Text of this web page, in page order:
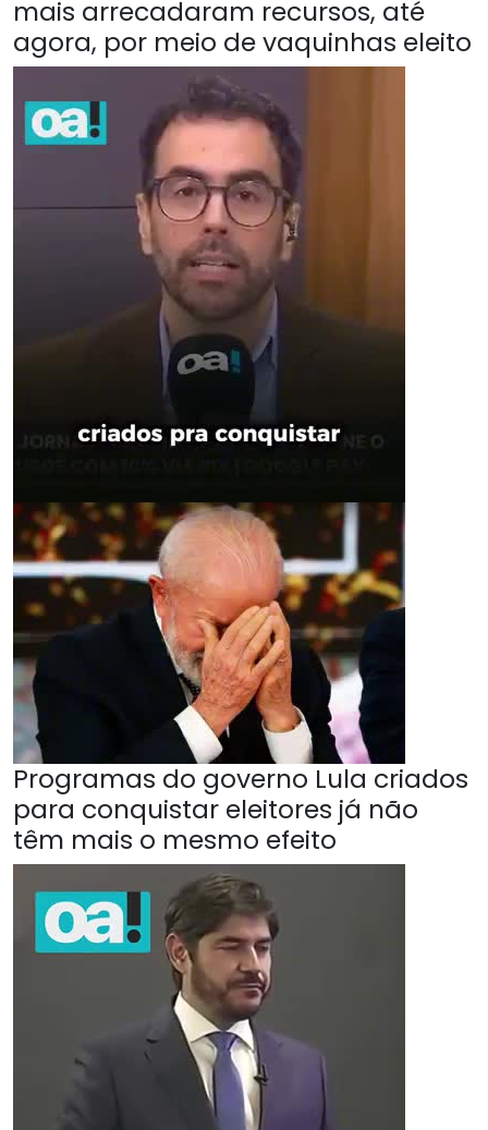
mais arrecadaram recursos, até
agora, por meio de vaquinhas eleito
Programas do governo Lula criados
para conquistar eleitores já não
têm mais o mesmo efeito